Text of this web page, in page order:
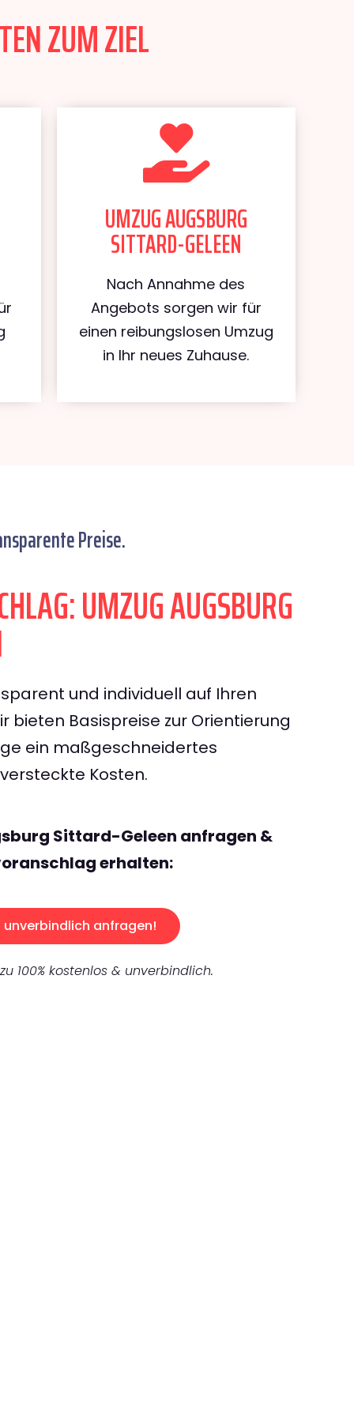
ZUM ZIEL
UMZUG AUGSBURG
SITTARD-GELEEN
Nach Annahme des
Angebots sorgen wir für
einen reibungslosen Umzug
in Ihr neues Zuhause.
Preise.
UMZUG AUGSBURG
und individuell auf Ihren
bieten Basispreise zur Orientierung
ein maßgeschneidertes
Kosten.
Sittard-Geleen anfragen &
erhalten:
unverbindlich anfragen!
100% kostenlos & unverbindlich.